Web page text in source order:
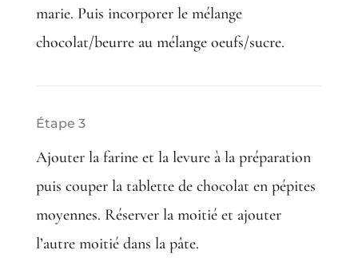
marie. Puis incorporer le mélange
chocolat/beurre au mélange oeufs/sucre.
Étape 3
Ajouter la farine et la levure à la préparation
puis couper la tablette de chocolat en pépites
moyennes. Réserver la moitié et ajouter
l’autre moitié dans la pâte.